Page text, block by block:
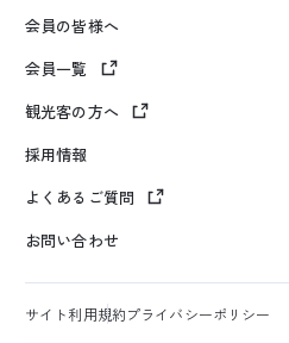
会員の皆様へ
会員一覧
観光客の方へ
採用情報
よくあるご質問
お問い合わせ
サイト利用規約プライバシーポリシー